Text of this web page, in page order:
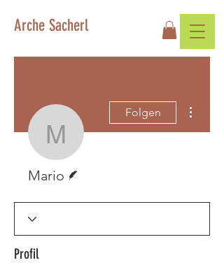
Arche Sacherl
Mario
Folgen
Mario
Profil